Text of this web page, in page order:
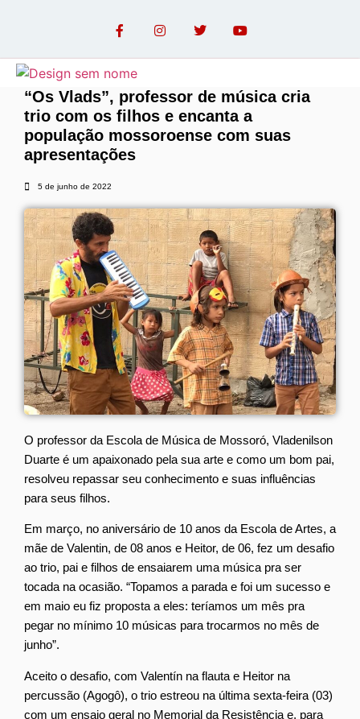
“Os Vlads”, professor de música cria
trio com os filhos e encanta a
população mossoroense com suas
apresentações
5 de junho de 2022
O professor da Escola de Música de Mossoró, Vladenilson
Duarte é um apaixonado pela sua arte e como um bom pai,
resolveu repassar seu conhecimento e suas influências
para seus filhos.
Em março, no aniversário de 10 anos da Escola de Artes, a
mãe de Valentin, de 08 anos e Heitor, de 06, fez um desafio
ao trio, pai e filhos de ensaiarem uma música pra ser
tocada na ocasião. “Topamos a parada e foi um sucesso e
em maio eu fiz proposta a eles: teríamos um mês pra
pegar no mínimo 10 músicas para trocarmos no mês de
junho”.
Aceito o desafio, com Valentín na flauta e Heitor na
percussão (Agogô), o trio estreou na última sexta-feira (03)
com um ensaio geral no Memorial da Resistência e, para